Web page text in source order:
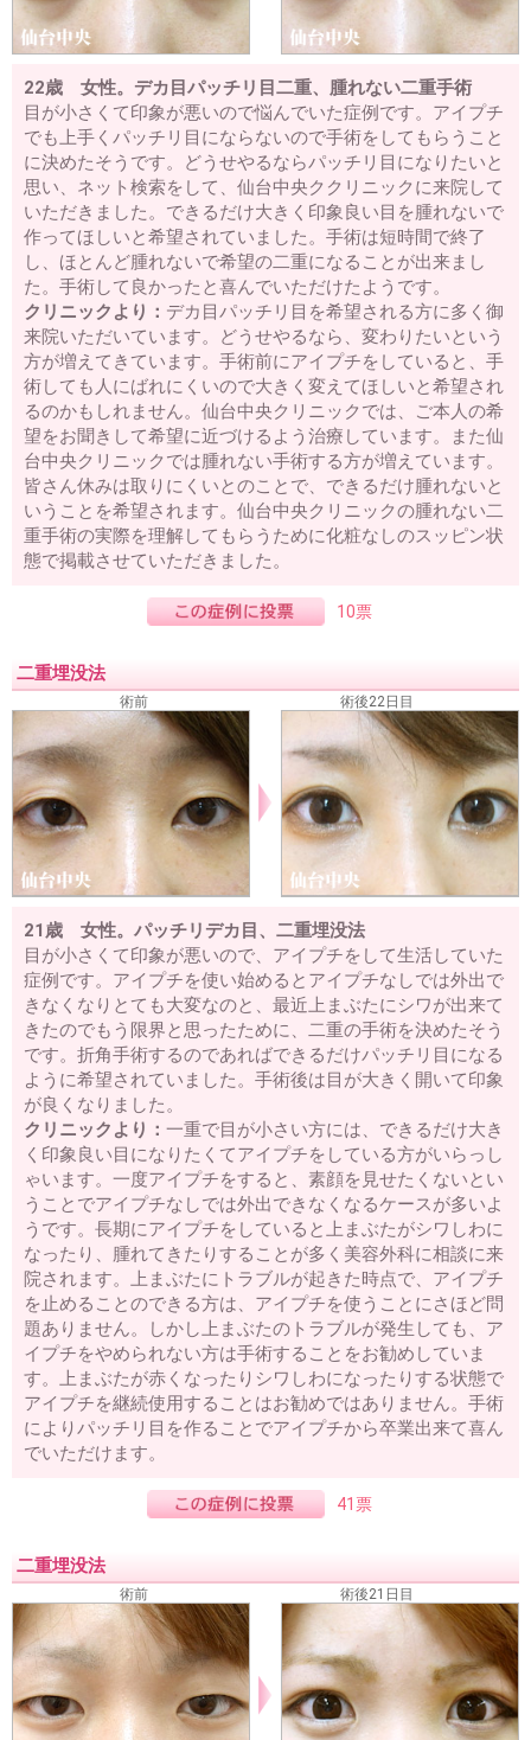
22歳 女性。デカ目パッチリ目二重、腫れない二重手術
目が小さくて印象が悪いので悩んでいた症例です。アイプチ
でも上手くパッチリ目にならないので手術をしてもらうこと
に決めたそうです。どうせやるならパッチリ目になりたいと
思い、ネット検索をして、仙台中央ククリニックに来院して
いただきました。できるだけ大きく印象良い目を腫れないで
作ってほしいと希望されていました。手術は短時間で終了
し、ほとんど腫れないで希望の二重になることが出来まし
た。手術して良かったと喜んでいただけたようです。
クリニックより： デカ目パッチリ目を希望される方に多く御
来院いただいています。どうせやるなら、変わりたいという
方が増えてきています。手術前にアイプチをしていると、手
術しても人にばれにくいので大きく変えてほしいと希望され
るのかもしれません。仙台中央クリニックでは、ご本人の希
望をお聞きして希望に近づけるよう治療しています。また仙
台中央クリニックでは腫れない手術する方が増えています。
皆さん休みは取りにくいとのことで、できるだけ腫れないと
いうことを希望されます。仙台中央クリニックの腫れない二
重手術の実際を理解してもらうために化粧なしのスッピン状
態で掲載させていただきました。
10票
二重埋没法
術前 術後22日目
21歳 女性。パッチリデカ目、二重埋没法
目が小さくて印象が悪いので、アイプチをして生活していた
症例です。アイプチを使い始めるとアイプチなしでは外出で
きなくなりとても大変なのと、最近上まぶたにシワが出来て
きたのでもう限界と思ったために、二重の手術を決めたそう
です。折角手術するのであればできるだけパッチリ目になる
ように希望されていました。手術後は目が大きく開いて印象
が良くなりました。
クリニックより： 一重で目が小さい方には、できるだけ大き
く印象良い目になりたくてアイプチをしている方がいらっし
ゃいます。一度アイプチをすると、素顔を見せたくないとい
うことでアイプチなしでは外出できなくなるケースが多いよ
うです。長期にアイプチをしていると上まぶたがシワしわに
なったり、腫れてきたりすることが多く美容外科に相談に来
院されます。上まぶたにトラブルが起きた時点で、アイプチ
を止めることのできる方は、アイプチを使うことにさほど問
題ありません。しかし上まぶたのトラブルが発生しても、ア
イプチをやめられない方は手術することをお勧めしていま
す。上まぶたが赤くなったりシワしわになったりする状態で
アイプチを継続使用することはお勧めではありません。手術
によりパッチリ目を作ることでアイプチから卒業出来て喜ん
でいただけます。
41票
二重埋没法
術前 術後21日目